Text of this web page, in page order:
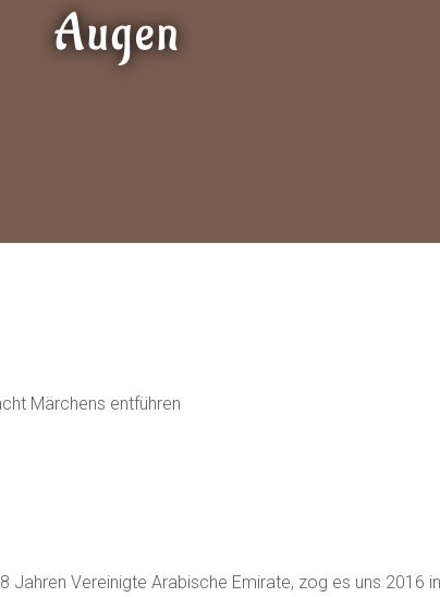
Augen
Märchens entführen
Vereinigte Arabische Emirate, zog es uns 2016